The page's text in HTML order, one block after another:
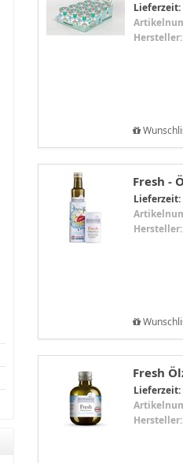
Lieferzeit:
Hersteller:
Fresh -
Lieferzeit:
Hersteller:
Fresh
Lieferzeit:
Hersteller: